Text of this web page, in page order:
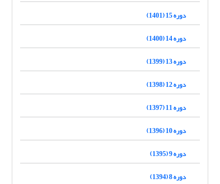
دوره 15 (1401)
دوره 14 (1400)
دوره 13 (1399)
دوره 12 (1398)
دوره 11 (1397)
دوره 10 (1396)
دوره 9 (1395)
دوره 8 (1394)